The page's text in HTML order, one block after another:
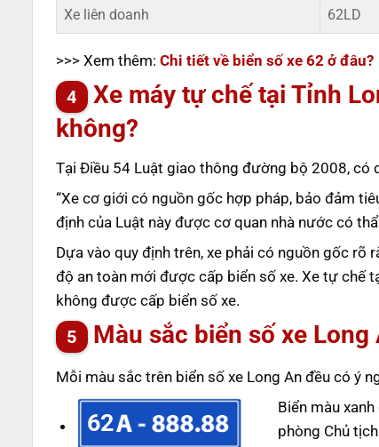
Xe liên doanh 62LD
>>> Xem thêm: Chi tiết về biển số xe 62 ở đâu?
Xe máy tự chế tại Tỉnh
không?
Tại Điều 54 Luật giao thông đường bộ 2008, có
“Xe cơ giới có nguồn gốc hợp pháp, bảo đảm
định của Luật này được cơ quan nhà nước có
Dựa vào quy định trên, xe phải có nguồn gốc
độ an toàn mới được cấp biển số xe. Xe tự chế
không được cấp biển số xe.
Màu sắc biển số xe Long
Mỗi màu sắc trên biển số xe Long An đều có ý
62
Biển màu
phòng Chủ